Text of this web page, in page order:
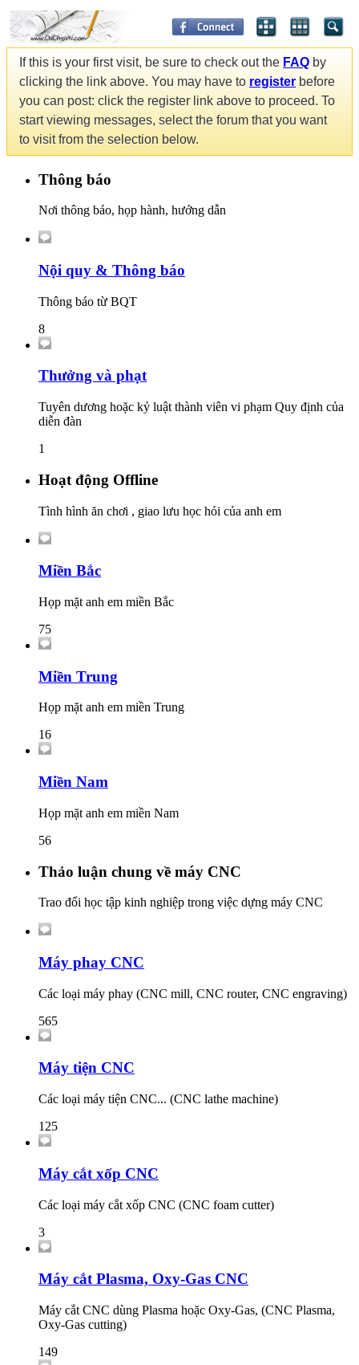
If this is your first visit, be sure to check out the FAQ by
clicking the link above. You may have to register before
you can post: click the register link above to proceed. To
start viewing messages, select the forum that you want
to visit from the selection below.
Thông báo
Nơi thông báo, họp hành, hướng dẫn
Nội quy & Thông báo
Thông báo từ BQT
8
Thưởng và phạt
Tuyên dương hoặc kỷ luật thành viên vi phạm Quy định của
diễn đàn
1
Hoạt động Offline
Tình hình ăn chơi , giao lưu học hỏi của anh em
Miền Bắc
Họp mặt anh em miền Bắc
75
Miền Trung
Họp mặt anh em miền Trung
16
Miền Nam
Họp mặt anh em miền Nam
56
Thảo luận chung về máy CNC
Trao đổi học tập kinh nghiệp trong việc dựng máy CNC
Máy phay CNC
Các loại máy phay (CNC mill, CNC router, CNC engraving)
565
Máy tiện CNC
Các loại máy tiện CNC... (CNC lathe machine)
125
Máy cắt xốp CNC
Các loại máy cắt xốp CNC (CNC foam cutter)
3
Máy cắt Plasma, Oxy-Gas CNC
Máy cắt CNC dùng Plasma hoặc Oxy-Gas, (CNC Plasma,
Oxy-Gas cutting)
149